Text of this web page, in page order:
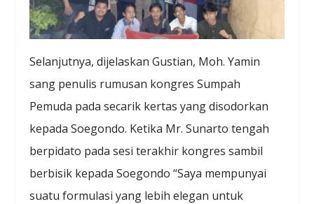
Selanjutnya, dijelaskan Gustian, Moh. Yamin
sang penulis rumusan kongres Sumpah
Pemuda pada secarik kertas yang disodorkan
kepada Soegondo. Ketika Mr. Sunarto tengah
berpidato pada sesi terakhir kongres sambil
berbisik kepada Soegondo “Saya mempunyai
suatu formulasi yang lebih elegan untuk